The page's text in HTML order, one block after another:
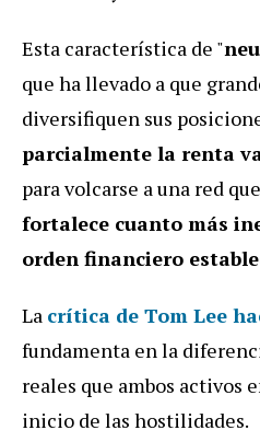
Esta característica de "
que ha llevado a que
diversifiquen sus
parcialmente la renta
para volcarse a una red
fortalece cuanto más
orden financiero
La crítica de Tom Lee
fundamenta en la
reales que ambos activos
inicio de las hostilidades.